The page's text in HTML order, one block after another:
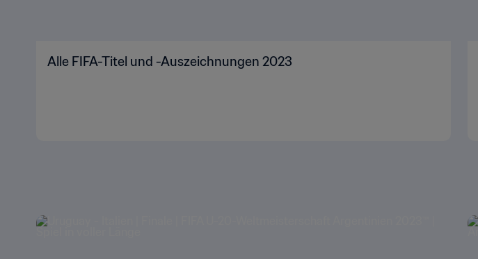
Alle FIFA-Titel und -Auszeichnungen 2023